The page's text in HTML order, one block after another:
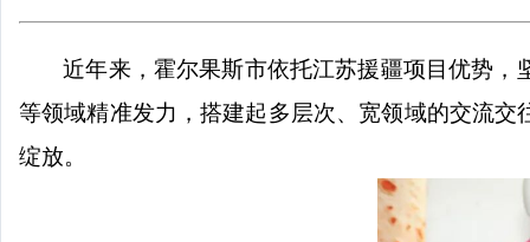
近年来，霍尔果斯市依托江苏援疆项目优势
等领域精准发力，搭建起多层次、宽领域的交流
绽放。